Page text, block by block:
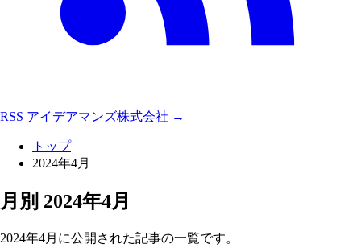
RSS アイデアマンズ株式会社 →
トップ
2024年4月
月別 2024年4月
2024年4月に公開された記事の一覧です。